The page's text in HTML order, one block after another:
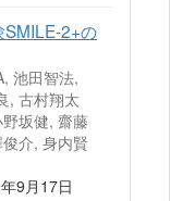
SMILE-2+の
池田智法,
, 古村翔太
坂健, 齋藤
介, 身内賢
9月17日